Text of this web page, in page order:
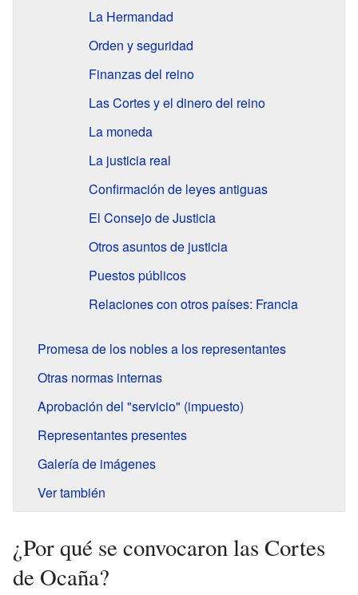
La Hermandad
Orden y seguridad
Finanzas del reino
Las Cortes y el dinero del reino
La moneda
La justicia real
Confirmación de leyes antiguas
El Consejo de Justicia
Otros asuntos de justicia
Puestos públicos
Relaciones con otros países: Francia
Promesa de los nobles a los representantes
Otras normas internas
Aprobación del "servicio" (impuesto)
Representantes presentes
Galería de imágenes
Ver también
¿Por qué se convocaron las Cortes
de Ocaña?